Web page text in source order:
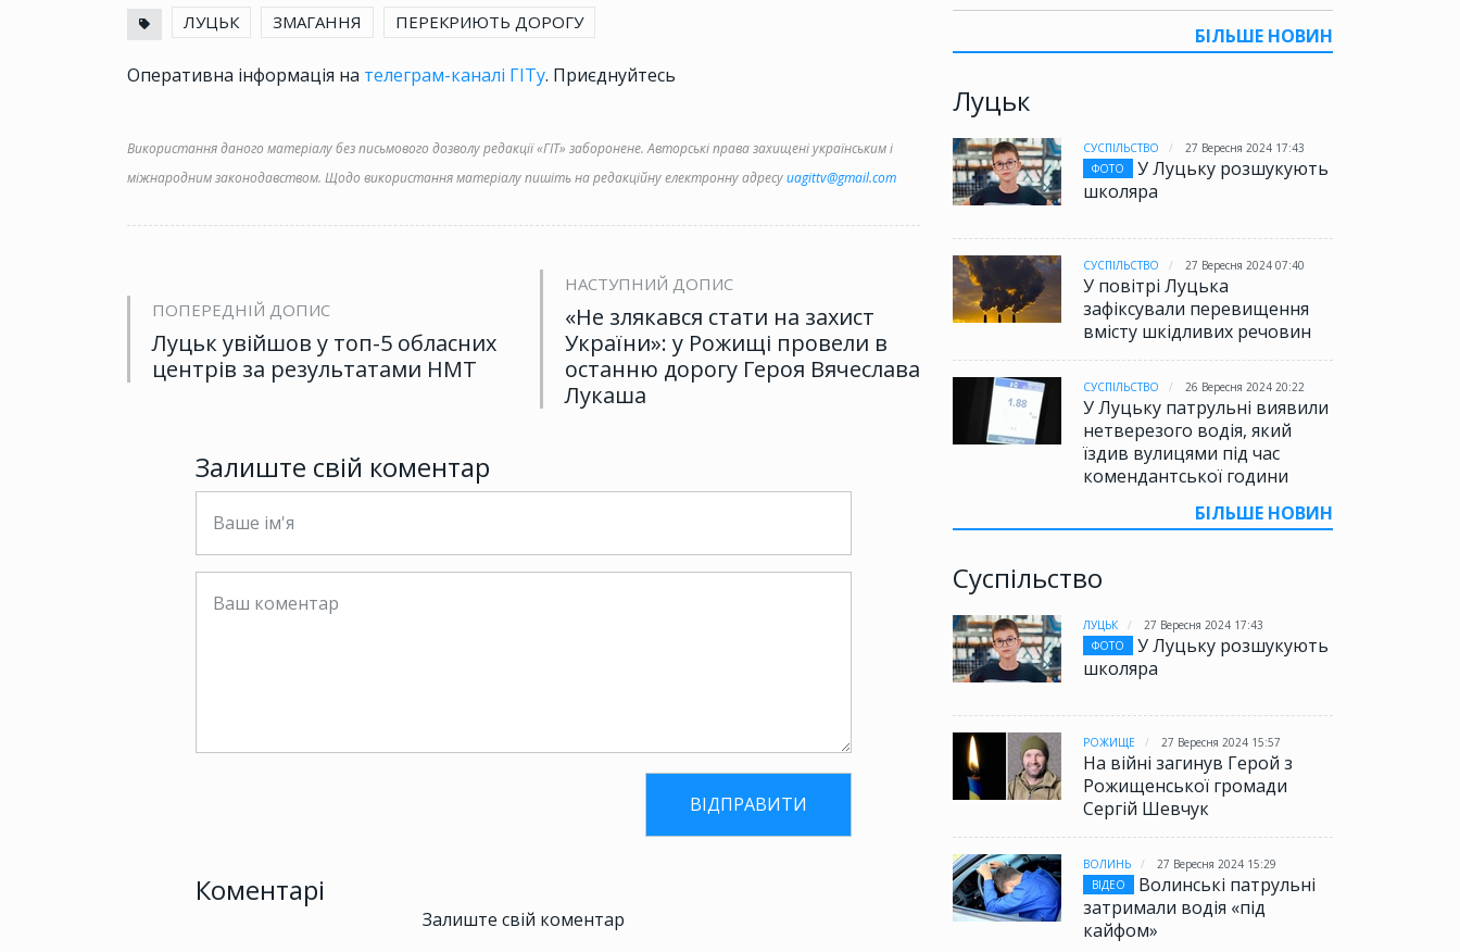
БІЛЬШЕ НОВИН
Луцьк
СУСПІЛЬСТВО
27 Вересня 2024 17:43
ФОТО
У Луцьку розшукують
школяра
СУСПІЛЬСТВО 27 Вересня 2024 07:40
У повітрі Луцька
зафіксували перевищення
вмісту шкідливих речовин
СУСПІЛЬСТВО 26 Вересня 2024 20:22
У Луцьку патрульні виявили
нетверезого водія, який
їздив вулицями під час
комендантської години
БІЛЬШЕ НОВИН
Суспільство
ЛУЦЬК
27 Вересня 2024 17:43
ФОТО
У Луцьку розшукують
школяра
РОЖИЩЕ 27 Вересня 2024 15:57
На війні загинув Герой з
Рожищенської громади
Сергій Шевчук
ВОЛИНЬ
27 Вересня 2024 15:29
ВІДЕО
Волинські патрульні
затримали водія «під
кайфом»
ЛУЦЬК ЗМАГАННЯ ПЕРЕКРИЮТЬ ДОРОГУ
Оперативна інформація на телеграм-каналі ГІТу. Приєднуйтесь
Використання даного матеріалу без письмового дозволу редакції «ГІТ» заборонене. Авторські права захищені українським і
міжнародним законодавством. Щодо використання матеріалу пишіть на редакційну електронну адресуuagittv@gmail.com
ПОПЕРЕДНІЙ ДОПИС
Луцьк увійшов у топ-5 обласних
центрів за результатами НМТ
НАСТУПНИЙ ДОПИС
«Не злякався стати на захист
України»: у Рожищі провели в
останню дорогу Героя Вячеслава
Лукаша
Залиште свій коментар
Коментарі
Залиште свій коментар